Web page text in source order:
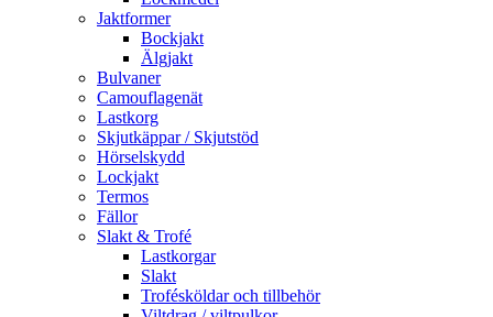
Jaktformer
Bockjakt
Älgjakt
Bulvaner
Camouflagenät
Lastkorg
Skjutkäppar / Skjutstöd
Hörselskydd
Lockjakt
Termos
Fällor
Slakt & Trofé
Lastkorgar
Slakt
Trofésköldar och tillbehör